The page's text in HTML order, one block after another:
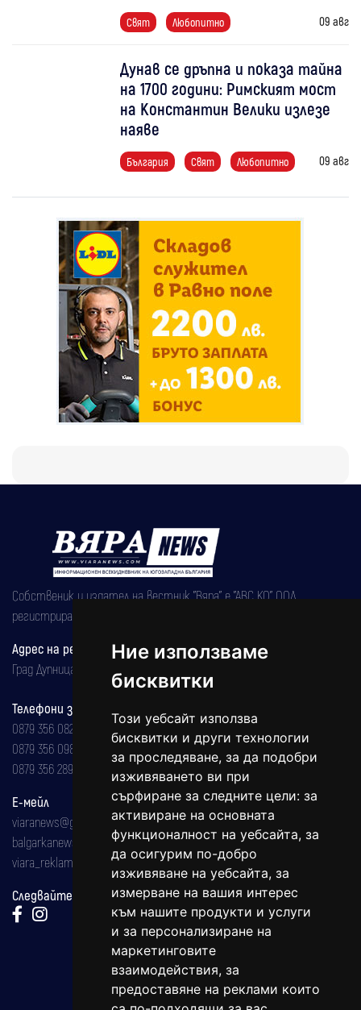
Ние използваме
бисквитки
Този уебсайт използва
бисквитки и други технологии
за проследяване, за да подобри
изживяването ви при
сърфиране за следните цели: за
активиране на основната
функционалност на уебсайта, за
да осигурим по-добро
изживяване на уебсайта, за
измерване на вашия интерес
към нашите продукти и услуги
и за персонализиране на
маркетинговите
взаимодействия, за
предоставяне на реклами които
Свят Любопитно 09 авг
Дунав се дръпна и показа тайна
на 1700 години: Римският мост
на Константин Велики излезе
наяве
България Свят Любопитно 09 авг
Собственик и издател на вестник "Вяра" е "АВС КО" ООД,
регистрирана на 08.05.2002 година.
Адрес на редакцията
Град Дупница, ул.''Христо Ботев" 43
Телефони за реклама и абонаменти
0879 356 082
0879 356 098
0879 356 289
Е-мейл
viaranews@gmail.com
balgarkanews@gmail.com
viara_reklama@mail.bg
Следвайте ни: